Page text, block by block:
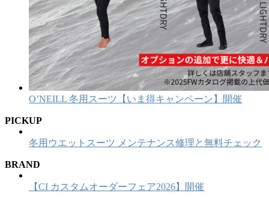
O’NEILL 冬用スーツ【いま得キャンペーン】開催
PICKUP
冬用ウエットスーツ メンテナンス修理と無料チェック
BRAND
【CI カスタムオーダーフェア2026】開催